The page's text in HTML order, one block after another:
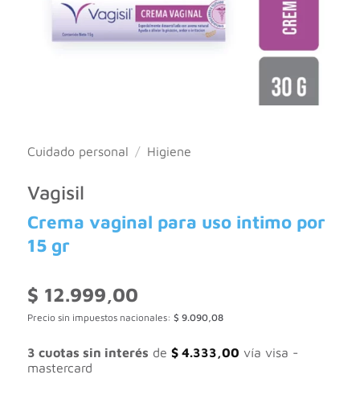
Cuidado personal / Higiene
Vagisil
Crema vaginal para uso intimo por
15 gr
$ 12.999,00
Precio sin impuestos nacionales: $ 9.090,08
3 cuotas sin interés de $4.333,00 vía visa -
mastercard